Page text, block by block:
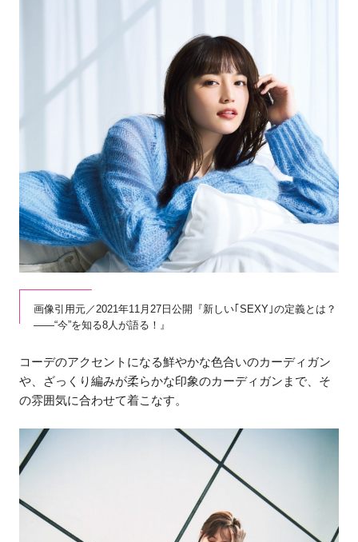
画像引用元／2021年11月27日公開『新しい｢SEXY｣の定義とは？
――“今”を知る8人が語る！』
コーデのアクセントになる鮮やかな色合いのカーディガン
や、ざっくり編みが柔らかな印象のカーディガンまで、そ
の雰囲気に合わせて着こなす。